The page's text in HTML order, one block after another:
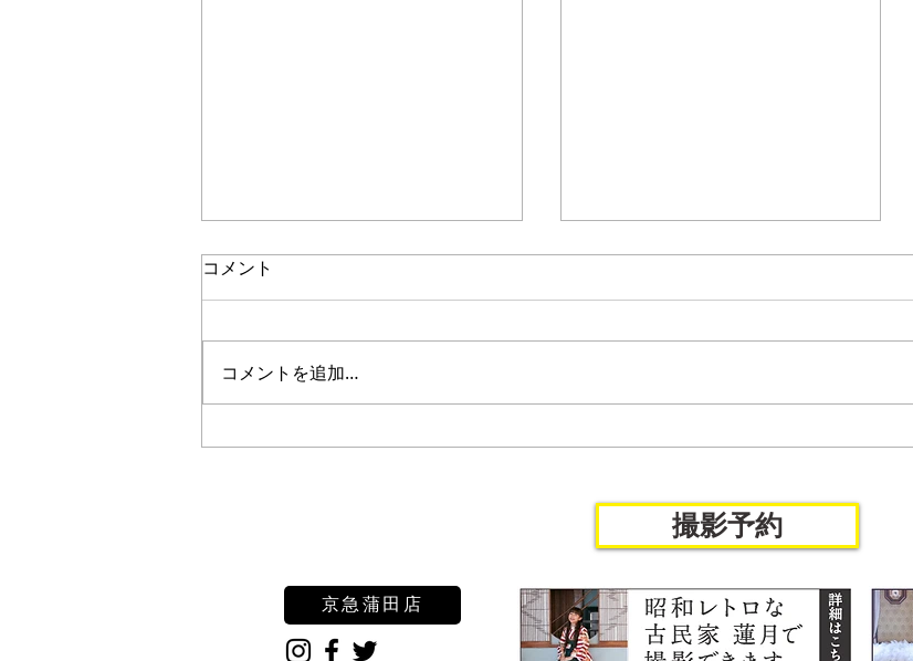
コメント
コメントを追加…
撮影予約
京急蒲田店